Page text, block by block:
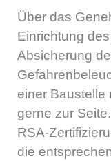
Über das
Einrichtung des
Absicherung
einer Baustelle
gerne zur Seite.
RSA-
die